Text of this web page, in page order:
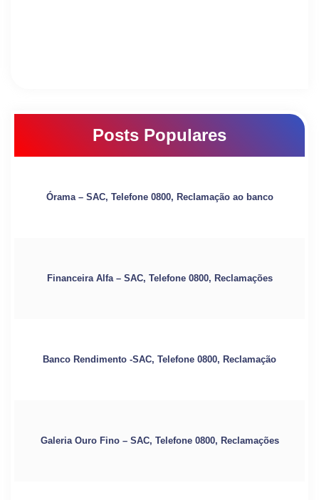
Posts Populares
Órama – SAC, Telefone 0800, Reclamação ao banco
Financeira Alfa – SAC, Telefone 0800, Reclamações
Banco Rendimento -SAC, Telefone 0800, Reclamação
Galeria Ouro Fino – SAC, Telefone 0800, Reclamações